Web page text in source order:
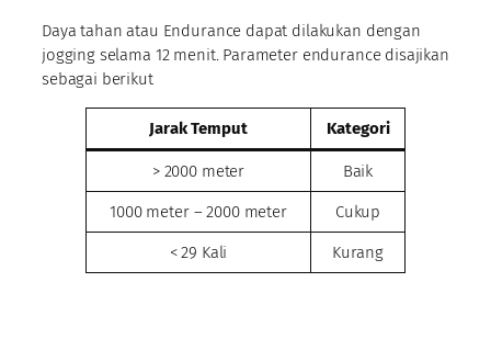
Daya tahan atau Endurance dapat dilakukan dengan
jogging selama 12 menit. Parameter endurance disajikan
sebagai berikut
Jarak Temput Kategori
> 2000 meter Baik
1000 meter – 2000 meter Cukup
< 29 Kali Kurang